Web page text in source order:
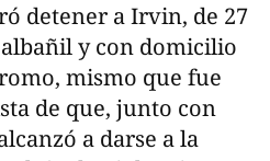
detener a Irvin, de 27
y con domicilio
mismo que fue
de que, junto con
a darse a la